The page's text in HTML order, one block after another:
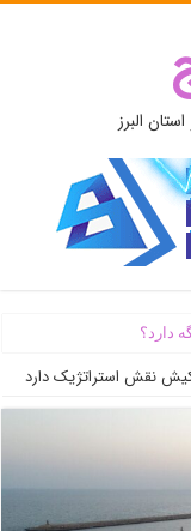
البرز
دارد؟
کیش نقش استراتژیک دارد